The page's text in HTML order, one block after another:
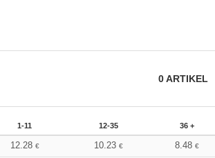
0ARTIKEL
1-11 12-35 36 +
12.28 € 10.23€ 8.48€